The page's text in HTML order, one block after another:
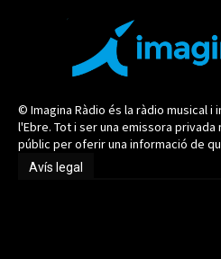
© Imagina Ràdio és la ràdio musical i
l'Ebre. Tot i ser una emissora
públic per oferir una informació de
Avís legal